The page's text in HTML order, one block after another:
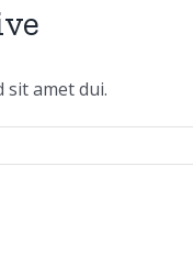
sit amet dui.